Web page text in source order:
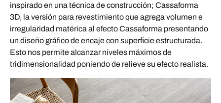
inspirado en una técnica de construcción; Cassaforma
3D, la versión para revestimiento que agrega volumen e
irregularidad matérica al efecto Cassaforma presentando
un diseño gráfico de encaje con superficie estructurada.
Esto nos permite alcanzar niveles máximos de
tridimensionalidad poniendo de relieve su efecto realista.